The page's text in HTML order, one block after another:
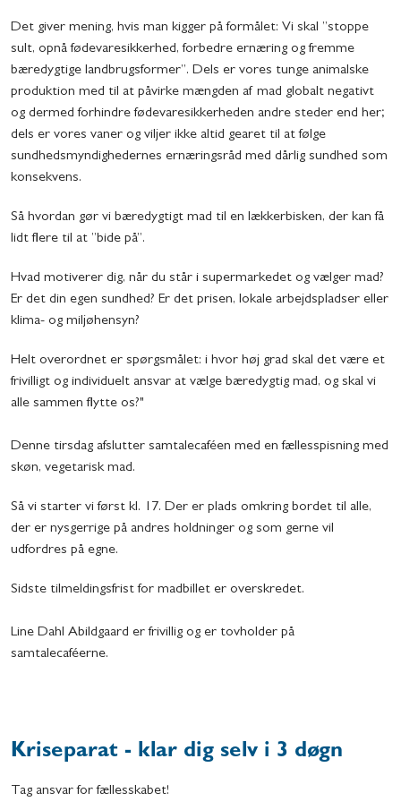
Det giver mening, hvis man kigger på formålet: Vi skal ”stoppe
sult, opnå fødevaresikkerhed, forbedre ernæring og fremme
bæredygtige landbrugsformer”. Dels er vores tunge animalske
produktion med til at påvirke mængden af mad globalt negativt
og dermed forhindre fødevaresikkerheden andre steder end her;
dels er vores vaner og viljer ikke altid gearet til at følge
sundhedsmyndighedernes ernæringsråd med dårlig sundhed som
konsekvens.
Så hvordan gør vi bæredygtigt mad til en lækkerbisken, der kan få
lidt flere til at ”bide på”.
Hvad motiverer dig, når du står i supermarkedet og vælger mad?
Er det din egen sundhed? Er det prisen, lokale arbejdspladser eller
klima- og miljøhensyn?
Helt overordnet er spørgsmålet: i hvor høj grad skal det være et
frivilligt og individuelt ansvar at vælge bæredygtig mad, og skal vi
alle sammen flytte os?"
Denne tirsdag afslutter samtalecaféen med en fællesspisning med
skøn, vegetarisk mad.
Så vi starter vi først kl. 17. Der er plads omkring bordet til alle,
der er nysgerrige på andres holdninger og som gerne vil
udfordres på egne.
Sidste tilmeldingsfrist for madbillet er overskredet.
Line Dahl Abildgaard er frivillig og er tovholder på
samtalecaféerne.
Kriseparat - klar dig selv i 3 døgn
Tag ansvar for fællesskabet!